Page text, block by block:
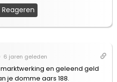
Reageren
6 jaren geleden
marktwerking en geleend geld
je domme aars 188.